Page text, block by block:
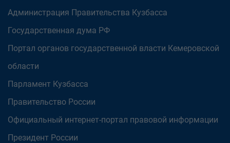
Администрация Правительства Кузбасса
Государственная дума РФ
Портал органов государственной власти Кемеровской
области
Парламент Кузбасса
Правительство России
Официальный интернет-портал правовой информации
Президент России